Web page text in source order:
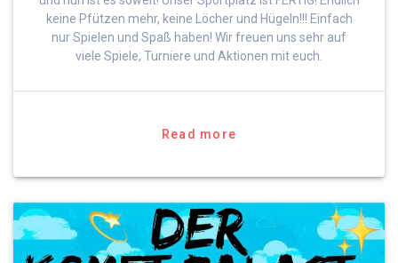
keine Pfützen mehr, keine Löcher und Hügeln!!! Einfach
nur Spielen und Spaß haben! Wir freuen uns sehr auf
viele Spiele, Turniere und Aktionen mit euch.
Read more